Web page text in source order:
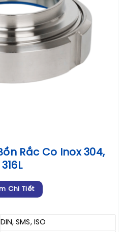
Rắc Co Inox 304,
316L
Chi Tiết
DIN, SMS, ISO